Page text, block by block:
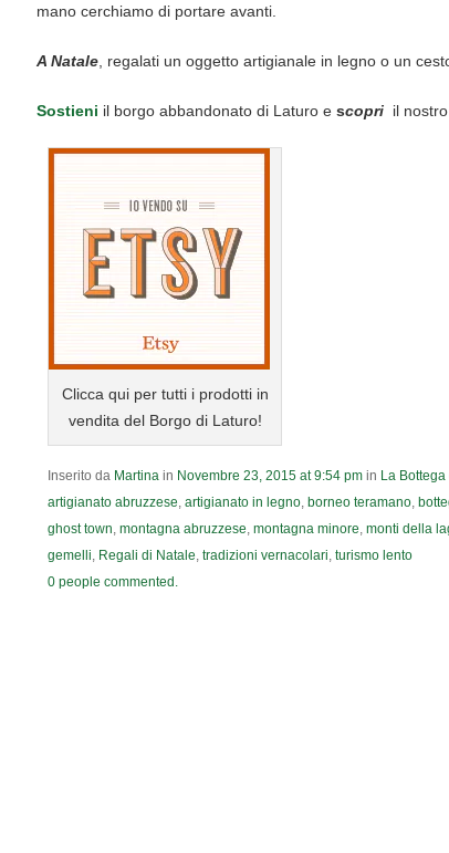
mano cerchiamo di portare avanti.
A Natale , regalati un oggetto artigianale in legno o un
Sostieni il borgo abbandonato di Laturo e scopri il nostro
Clicca qui per tutti i prodotti in
vendita del Borgo di Laturo!
Inserito da Martina in Novembre 23, 2015 at9:54 pm in La
artigianato abruzzese, artigianato in legno, borneo teramano,
ghost town, montagna abruzzese, montagna minore, monti della
gemelli, Regali di Natale, tradizioni vernacolari, turismo lento
0 people commented.